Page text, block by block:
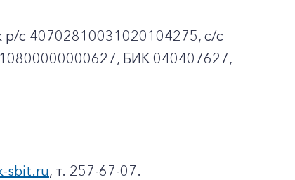
c 40702810031020104275, с/с
БИК 040407627,
sbit.ru, т. 257-67-07.